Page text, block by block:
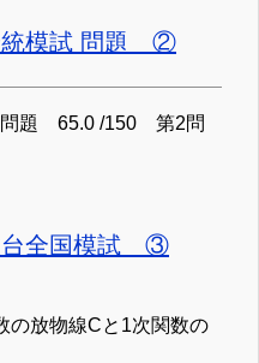
統模試 問題 ②
題 65.0 /150 第2問
台全国模試 ③
放物線Cと1次関数の